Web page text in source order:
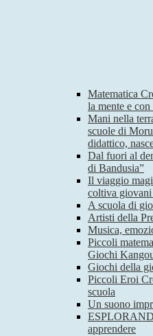
Matematica
la mente e con
Mani nella
scuole di
didattico,
Dal fuori al
di Bandusia”
Il viaggio
coltiva
A scuola di
Artisti della
Musica,
Piccoli
Giochi
Giochi della
Piccoli Eroi
scuola
Un suono
apprendere